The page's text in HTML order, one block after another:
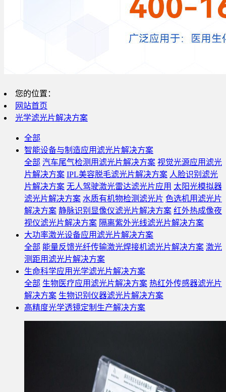
您的位置：
网站首页
光学滤光片解决方案
全部
智能设备与制造应用滤光片解决方案
全部 汽车尾气检测用滤光片解决方案 视觉光源应用滤光
片解决方案 IPL美容脱毛滤光片解决方案 人脸识别滤光
片解决方案 无人驾驶激光雷达滤光片应用 太阳光模拟器
滤光片解决方案 水质有机物检测滤光片 色选机用滤光片
解决方案 静脉识别显像仪滤光片解决方案 红外热成像夜
视仪滤光片解决方案 隔离紫外光线滤光片解决方案
大功率激光设备应用滤光片解决方案
全部 能量反馈光纤传输激光焊接机滤光片解决方案 激光
测距用滤光片解决方案
生命科学应用光学滤光片解决方案
全部 生物医疗应用滤光片解决方案 热红外传感器滤光片
解决方案 生物识别仪器滤光片解决方案
高精度光学透镜定制生产解决方案